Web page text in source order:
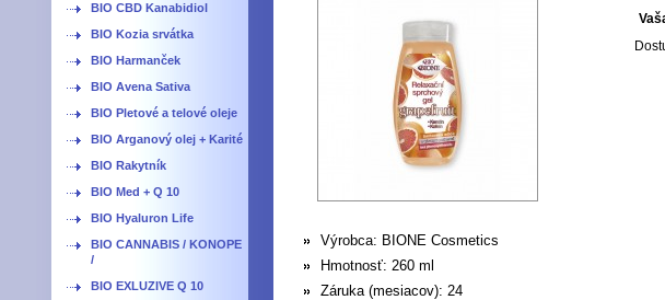
Výrobca: BIONE Cosmetics
Hmotnosť: 260 ml
Záruka (mesiacov): 24
BIO CBD Kanabidiol
BIO Kozia srvátka
BIO Harmanček
BIO Avena Sativa
BIO Pletové a telové oleje
BIO Arganový olej + Karité
BIO Rakytník
BIO Med + Q 10
BIO Hyaluron Life
BIO CANNABIS / KONOPE
/
BIO EXLUZIVE Q 10